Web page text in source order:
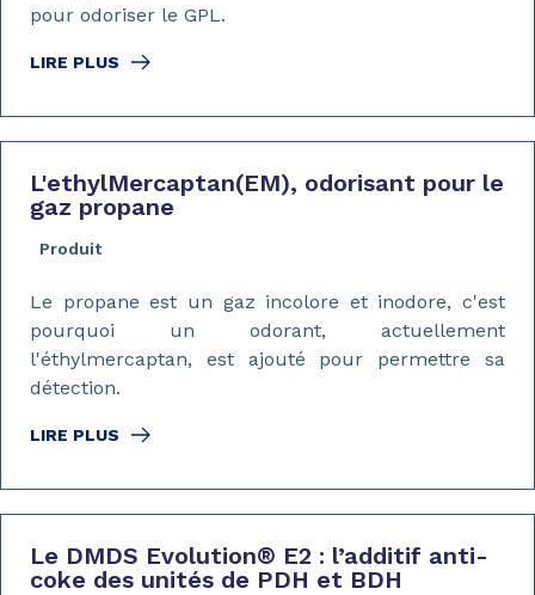
LIRE PLUS
pour odoriser le GPL.
L'ethylMercaptan(EM), odorisant pour le
gaz propane
Produit
LIRE PLUS
Le propane est un gaz incolore et inodore, c'est
pourquoi un odorant, actuellement
l'éthylmercaptan, est ajouté pour permettre sa
détection.
Le DMDS Evolution® E2 : l’additif anti-
coke des unités de PDH et BDH